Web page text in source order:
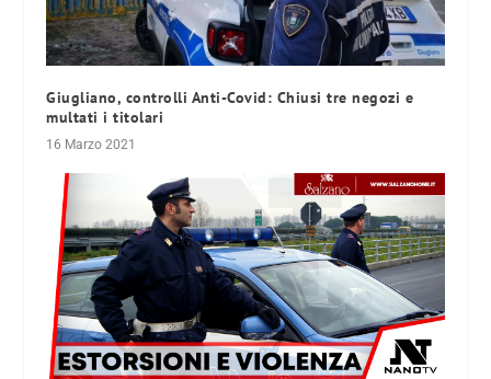
Giugliano, controlli Anti-Covid: Chiusi tre negozi e
multati i titolari
16 Marzo 2021